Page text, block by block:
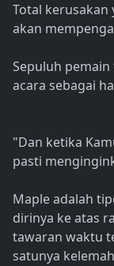
Total
akan
Sepuluh
acara sebagai
"Dan ketika
pasti
Maple adalah
dirinya ke atas
tawaran waktu
satunya